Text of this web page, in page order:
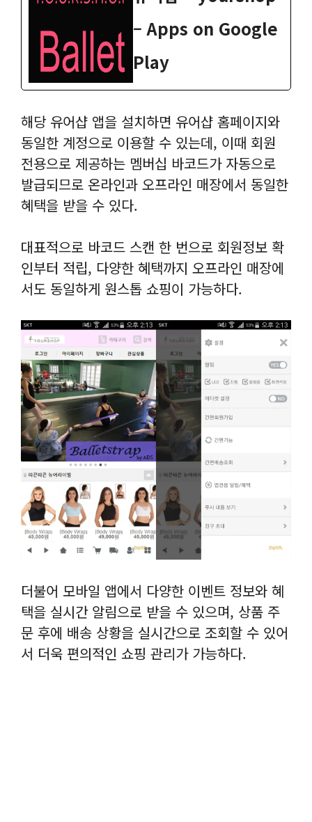
– Apps on Google
Play
해당 유어샵 앱을 설치하면 유어샵 홈페이지와
동일한 계정으로 이용할 수 있는데, 이때 회원
전용으로 제공하는 멤버십 바코드가 자동으로
발급되므로 온라인과 오프라인 매장에서 동일한
혜택을 받을 수 있다.
대표적으로 바코드 스캔 한 번으로 회원정보 확
인부터 적립, 다양한 혜택까지 오프라인 매장에
서도 동일하게 원스톱 쇼핑이 가능하다.
더불어 모바일 앱에서 다양한 이벤트 정보와 혜
택을 실시간 알림으로 받을 수 있으며, 상품 주
문 후에 배송 상황을 실시간으로 조회할 수 있어
서 더욱 편의적인 쇼핑 관리가 가능하다.